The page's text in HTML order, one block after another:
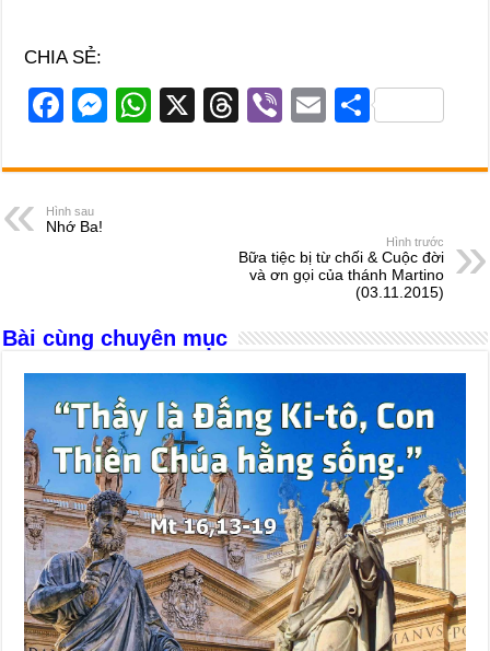
CHIA SẺ:
F
c
e
b
k
M
ss
W
at
X
T
e
d
s
Vi
er
E
ail
S
ar
Hình sau
Nhớ Ba!
Hình trước
Bữa tiệc bị từ chối & Cuộc đời
và ơn gọi của thánh Martino
(03.11.2015)
Bài cùng chuyên mục